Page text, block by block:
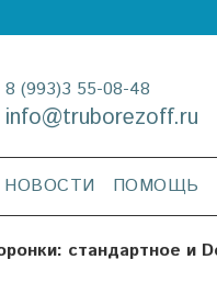
8 (993)3 55-08-48
info@truborezoff.ru
НОВОСТИ ПОМОЩЬ
стандартное и